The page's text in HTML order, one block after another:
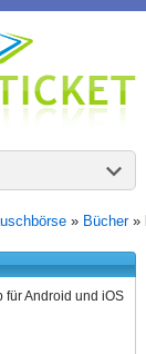
» Bücher»
für Android und iOS